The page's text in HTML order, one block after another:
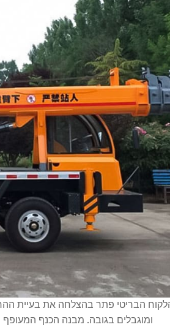
ומוגבלים בגובה. מבנה הכנף